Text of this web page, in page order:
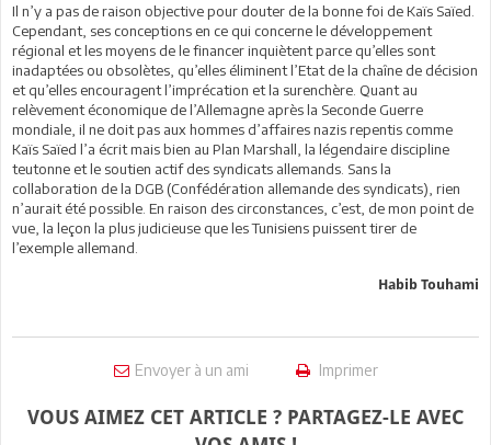
Il n’y a pas de raison objective pour douter de la bonne foi de Kaïs Saïed.
Cependant, ses conceptions en ce qui concerne le développement
régional et les moyens de le financer inquiètent parce qu’elles sont
inadaptées ou obsolètes, qu’elles éliminent l’Etat de la chaîne de décision
et qu’elles encouragent l’imprécation et la surenchère. Quant au
relèvement économique de l’Allemagne après la Seconde Guerre
mondiale, il ne doit pas aux hommes d’affaires nazis repentis comme
Kaïs Saïed l’a écrit mais bien au Plan Marshall, la légendaire discipline
teutonne et le soutien actif des syndicats allemands. Sans la
collaboration de la DGB (Confédération allemande des syndicats), rien
n’aurait été possible. En raison des circonstances, c’est, de mon point de
vue, la leçon la plus judicieuse que les Tunisiens puissent tirer de
l’exemple allemand.
Habib Touhami
Envoyer à un ami Imprimer
VOUS AIMEZ CET ARTICLE ? PARTAGEZ-LE AVEC